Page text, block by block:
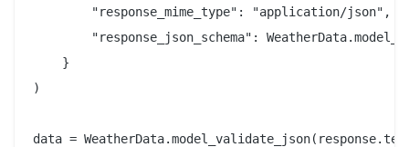
        "response_mime_type": "application/json",
"response_json_schema":
    }
)
data =